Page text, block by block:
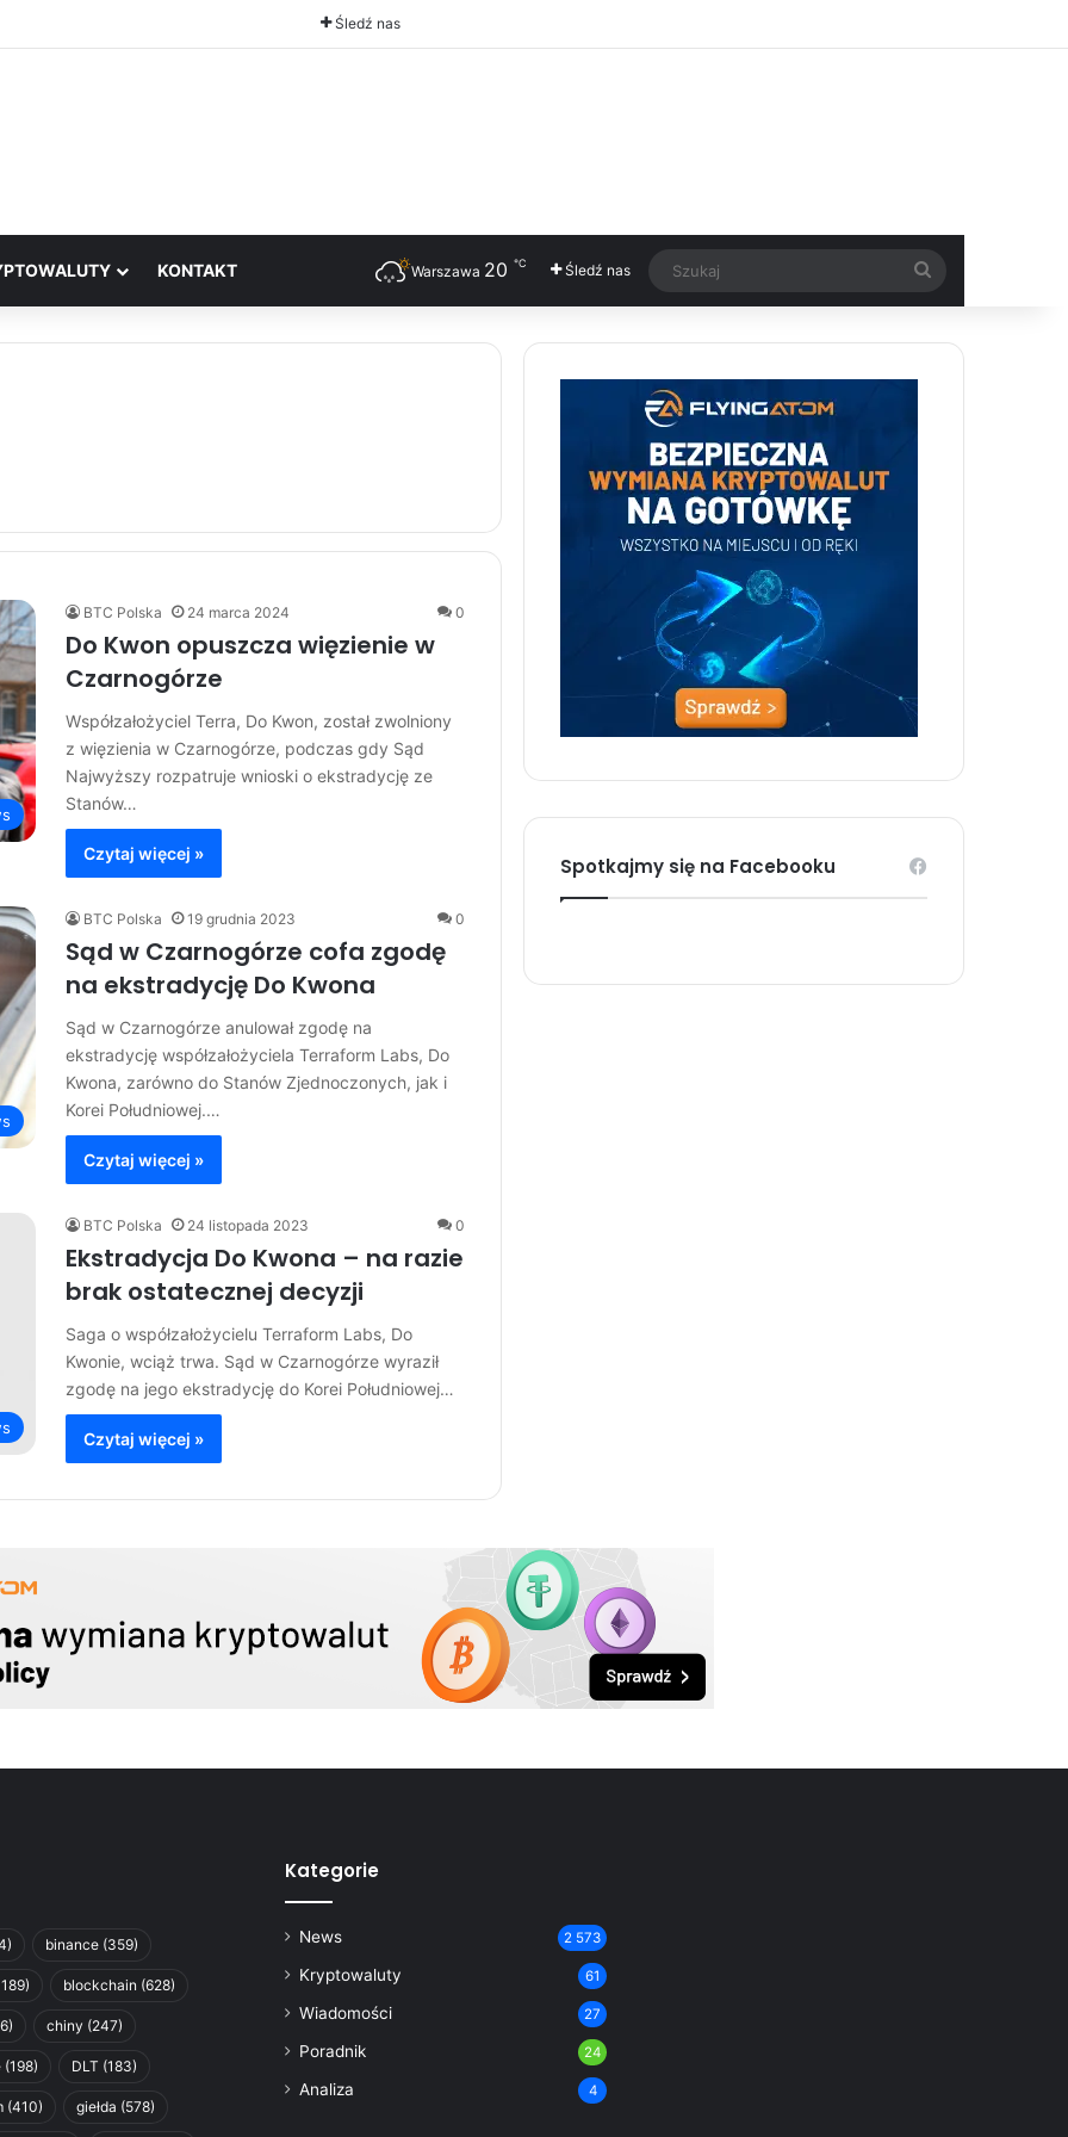
Śledź nas
KONTAKT Warszawa 20 ℃ Śledź nas
BTC Polska 24 marca 2024 0
Do Kwon opuszcza więzienie w
Czarnogórze
Współzałożyciel Terra, Do Kwon, został zwolniony
z więzienia w Czarnogórze, podczas gdy Sąd
Najwyższy rozpatruje wnioski o ekstradycję ze
Stanów…
Czytaj więcej »
BTC Polska 19 grudnia 2023 0
Sąd w Czarnogórze cofa zgodę
na ekstradycję Do Kwona
Sąd w Czarnogórze anulował zgodę na
ekstradycję współzałożyciela Terraform Labs, Do
Kwona, zarówno do Stanów Zjednoczonych, jak i
Korei Południowej.…
Czytaj więcej »
BTC Polska 24 listopada 2023 0
Ekstradycja Do Kwona – na razie
brak ostatecznej decyzji
Saga o współzałożycielu Terraform Labs, Do
Kwonie, wciąż trwa. Sąd w Czarnogórze wyraził
zgodę na jego ekstradycję do Korei Południowej…
Czytaj więcej »
Spotkajmy się na Facebooku
binance (359)
blockchain (628)
chiny (247)
(198) DLT (183)
(410) giełda (578)
Kategorie
News 2 573
Kryptowaluty 61
Wiadomości 27
Poradnik 24
Analiza 4